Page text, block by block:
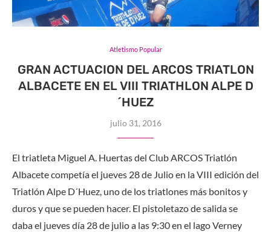
Atletismo Popular
GRAN ACTUACION DEL ARCOS TRIATLON
ALBACETE EN EL VIII TRIATHLON ALPE D
´HUEZ
julio 31, 2016
El triatleta Miguel A. Huertas del Club ARCOS Triatlón
Albacete competía el jueves 28 de Julio en la VIII edición del
Triatlón Alpe D´Huez, uno de los triatlones más bonitos y
duros y que se pueden hacer. El pistoletazo de salida se
daba el jueves día 28 de julio a las 9:30 en el lago Verney